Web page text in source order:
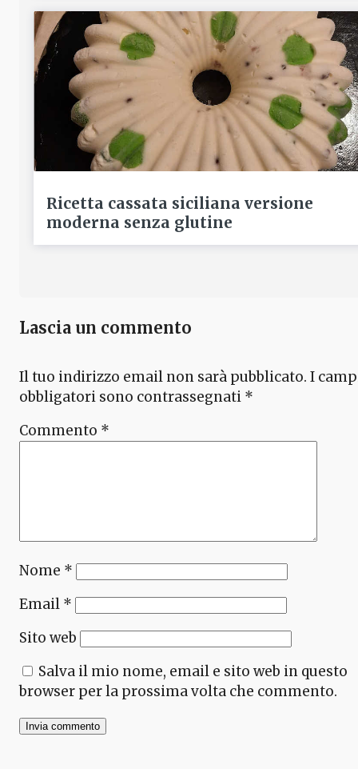
Ricetta cassata siciliana versione
moderna senza glutine
Lascia un commento
Il tuo indirizzo email non sarà pubblicato. I
obbligatori sono contrassegnati *
Commento *
Nome *
Email *
Sito web
Salva il mio nome, email e sito web in questo
browser per la prossima volta che commento.